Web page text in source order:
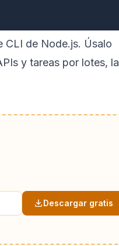
CLI de Node.js. Úsalo
y tareas por lotes, la
Descargar gratis